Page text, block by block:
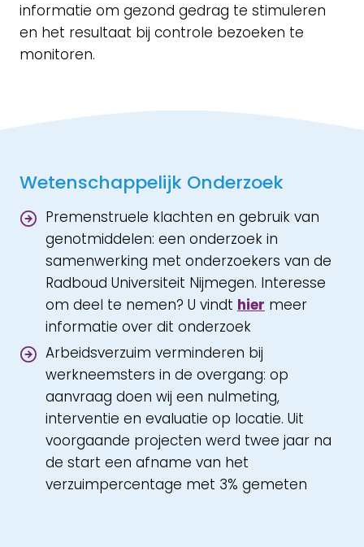
informatie om gezond gedrag te stimuleren
en het resultaat bij controle bezoeken te
monitoren.
Wetenschappelijk Onderzoek
Premenstruele klachten en gebruik van
genotmiddelen: een onderzoek in
samenwerking met onderzoekers van de
Radboud Universiteit Nijmegen. Interesse
om deel te nemen? U vindt hier meer
informatie over dit onderzoek
Arbeidsverzuim verminderen bij
werkneemsters in de overgang: op
aanvraag doen wij een nulmeting,
interventie en evaluatie op locatie. Uit
voorgaande projecten werd twee jaar na
de start een afname van het
verzuimpercentage met 3% gemeten